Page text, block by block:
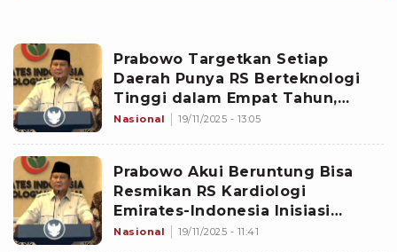
Prabowo Targetkan Setiap
Daerah Punya RS Berteknologi
Tinggi dalam Empat Tahun,
Instruksikan Pembangunan 66
Nasional 19/11/2025 - 13:05
Prabowo Akui Beruntung Bisa
Resmikan RS Kardiologi
Emirates-Indonesia Inisiasi
Jokowi: Takdir Itu Tak Bisa
Nasional 19/11/2025 - 11:41